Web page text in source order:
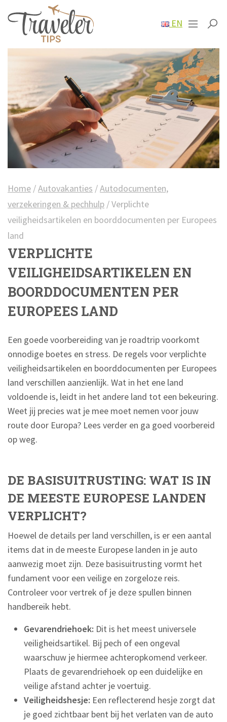
EN
Home /Autovakanties /Autodocumenten,
verzekeringen & pechhulp /Verplichte
veiligheidsartikelen en boorddocumenten per Europees
land
VERPLICHTE
VEILIGHEIDSARTIKELEN EN
BOORDDOCUMENTEN PER
EUROPEES LAND
Een goede voorbereiding van je roadtrip voorkomt
onnodige boetes en stress. De regels voor verplichte
veiligheidsartikelen en boorddocumenten per Europees
land verschillen aanzienlijk. Wat in het ene land
voldoende is, leidt in het andere land tot een bekeuring.
Weet jij precies wat je mee moet nemen voor jouw
route door Europa? Lees verder en ga goed voorbereid
op weg.
DE BASISUITRUSTING: WAT IS IN
DE MEESTE EUROPESE LANDEN
VERPLICHT?
Hoewel de details per land verschillen, is er een aantal
items dat in de meeste Europese landen in je auto
aanwezig moet zijn. Deze basisuitrusting vormt het
fundament voor een veilige en zorgeloze reis.
Controleer voor vertrek of je deze spullen binnen
handbereik hebt.
Gevarendriehoek: Dit is het meest universele
veiligheidsartikel. Bij pech of een ongeval
waarschuw je hiermee achteropkomend verkeer.
Plaats de gevarendriehoek op een duidelijke en
veilige afstand achter je voertuig.
Veiligheidshesje: Een reflecterend hesje zorgt dat
je goed zichtbaar bent bij het verlaten van de auto